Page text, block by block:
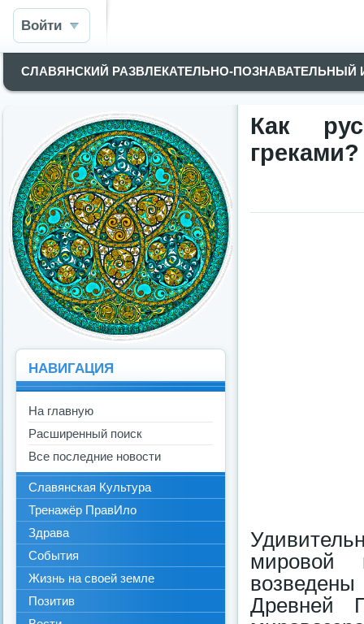
Войти
СЛАВЯНСКИЙ РАЗВЛЕКАТЕЛЬНО-
Как
греками?
мировой
Древней
НАВИГАЦИЯ
На главную
Расширенный поиск
Все последние новости
Славянская Культура
Тренажёр ПравИло
Здрава
События
Жизнь на своей земле
Позитив